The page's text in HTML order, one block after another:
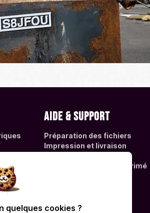
quelques cookies ?
Aide & support
Préparation des fichiers
Impression et livraison
Lexique de l'adhésif imprimé